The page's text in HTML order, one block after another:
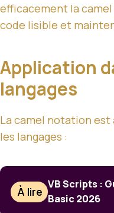
efficacement la
code lisible et
Application
langages
La camel notation
les langages :
À lire
VB Scripts :
Basic 2026